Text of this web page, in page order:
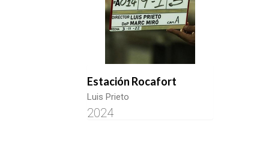
Estación Rocafort
Luis Prieto
2024